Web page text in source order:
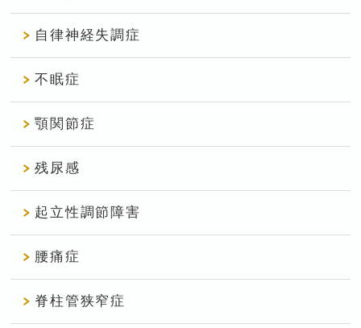
自律神経失調症
不眠症
顎関節症
残尿感
起立性調節障害
腰痛症
脊柱管狭窄症